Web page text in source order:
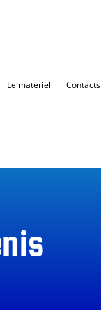
Le matériel Contacts